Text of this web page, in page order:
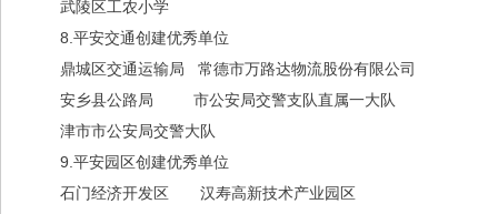
武陵区工农小学
8.平安交通创建优秀单位
鼎城区交通运输局 常德市万路达物流股份有限公司
安乡县公路局 市公安局交警支队直属一大队
津市市公安局交警大队
9.平安园区创建优秀单位
石门经济开发区 汉寿高新技术产业园区